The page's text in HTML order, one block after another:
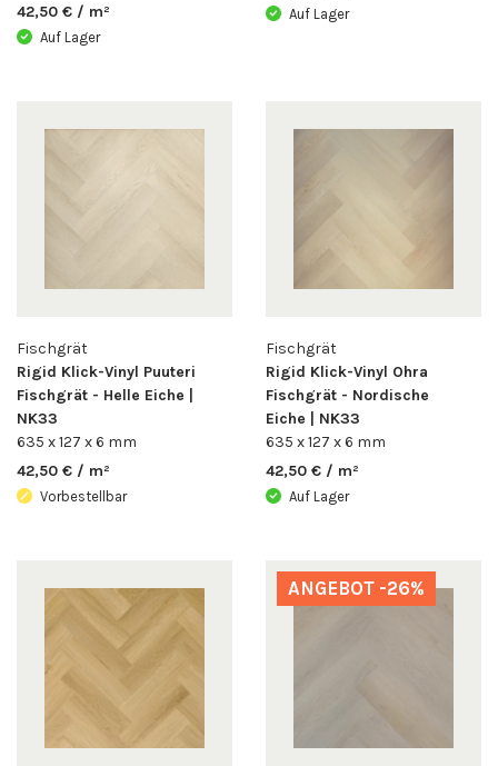
42,50 € / m²
Auf Lager
Auf Lager
Fischgrät
Rigid Klick-Vinyl Puuteri
Fischgrät - Helle Eiche |
NK33
635 x 127 x 6 mm
42,50 € / m²
Vorbestellbar
Fischgrät
Rigid Klick-Vinyl Ohra
Fischgrät - Nordische
Eiche | NK33
635 x 127 x 6 mm
42,50 € / m²
Auf Lager
ANGEBOT -26%